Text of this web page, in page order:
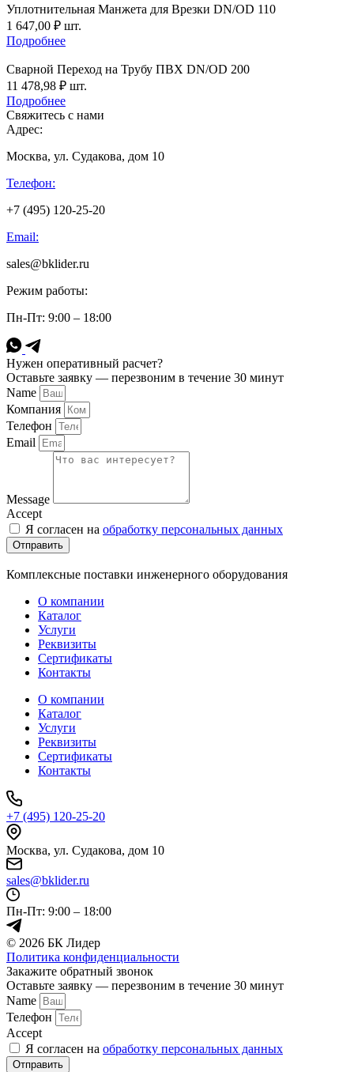
Уплотнительная Манжета для Врезки DN/OD 110
1 647,00 ₽ шт.
Подробнее
Сварной Переход на Трубу ПВХ DN/OD 200
11 478,98 ₽ шт.
Подробнее
Свяжитесь с нами
Адрес:
Москва, ул. Судакова, дом 10
Телефон:
+7 (495) 120-25-20
Email:
sales@bklider.ru
Режим работы:
Пн-Пт: 9:00 – 18:00
Нужен оперативный расчет?
Оставьте заявку — перезвоним в течение 30 минут
Name
Компания
Телефон
Email
Message
Accept
Я согласен на обработку персональных данных
Отправить
Комплексные поставки инженерного оборудования
О компании
Каталог
Услуги
Реквизиты
Сертификаты
Контакты
О компании
Каталог
Услуги
Реквизиты
Сертификаты
Контакты
+7 (495) 120-25-20
Москва, ул. Судакова, дом 10
sales@bklider.ru
Пн-Пт: 9:00 – 18:00
© 2026 БК Лидер
Политика конфиденциальности
Прокрутка
вверх
Закажите обратный звонок
Оставьте заявку — перезвоним в течение 30 минут
Name
Телефон
Accept
Я согласен на обработку персональных данных
Отправить